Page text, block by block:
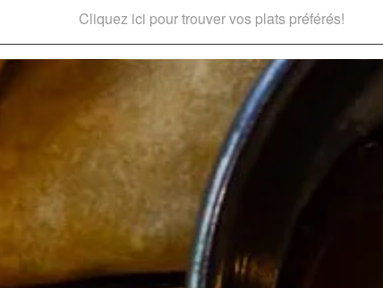
Cliquez ici pour trouver vos plats préférés!